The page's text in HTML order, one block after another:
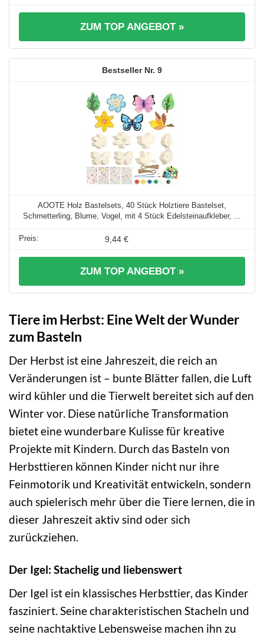
ZUM TOP ANGEBOT »
9
AOOTE Holz Bastelsets, 40 Stück Holztiere Bastelset,
Schmetterling, Blume, Vogel, mit 4 Stück Edelsteinaufkleber, ...
9,44 €
ZUM TOP ANGEBOT »
Tiere im Herbst: Eine Welt der Wunder
zum Basteln
Der Herbst ist eine Jahreszeit, die reich an
Veränderungen ist – bunte Blätter fallen, die Luft
wird kühler und die Tierwelt bereitet sich auf den
Winter vor. Diese natürliche Transformation
bietet eine wunderbare Kulisse für kreative
Projekte mit Kindern. Durch das Basteln von
Herbsttieren können Kinder nicht nur ihre
Feinmotorik und Kreativität entwickeln, sondern
auch spielerisch mehr über die Tiere lernen, die in
dieser Jahreszeit aktiv sind oder sich
zurückziehen.
Der Igel: Stachelig und liebenswert
Der Igel ist ein klassisches Herbsttier, das Kinder
fasziniert. Seine charakteristischen Stacheln und
seine nachtaktive Lebensweise machen ihn zu